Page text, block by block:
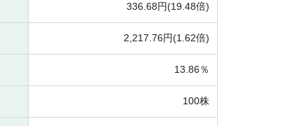
336.68円(19.48倍)
2,217.76円(1.62倍)
13.86％
100株